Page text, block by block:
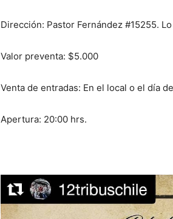
Dirección: Pastor Fernández #15255.
Valor preventa: $5.000
Venta de entradas: En el local o el día
Apertura: 20:00 hrs.